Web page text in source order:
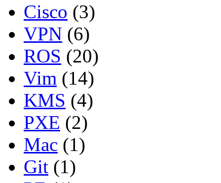
Cisco (3)
VPN (6)
ROS (20)
Vim (14)
KMS (4)
PXE (2)
Mac (1)
Git (1)